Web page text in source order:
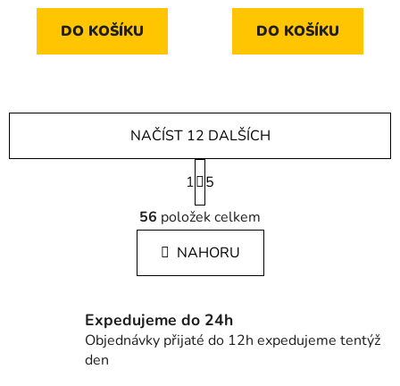
DO KOŠÍKU DO KOŠÍKU
O
v
l
á
d
c
í
NAČÍST 12 DALŠÍCH
S
t
r
á
n
k
n
í
1
5
56 položek celkem
NAHORU
Expedujeme do 24h
Objednávky přijaté do 12h expedujeme tentýž
den